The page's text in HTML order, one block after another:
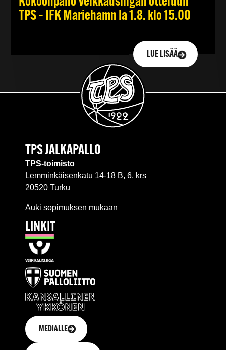
TPS – IFK Mariehamn la 1.8. klo 15.00
LUE LISÄÄ
TPS JALKAPALLO
TPS-toimisto
Lemminkäisenkatu 14-18 B, 6. krs
20520 Turku
Auki sopimuksen mukaan
LINKIT
MEDIALLE